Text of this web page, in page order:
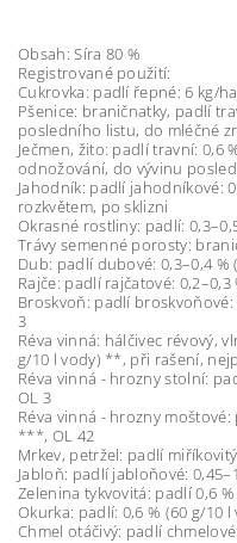
Obsah: Síra 80 %
Registrované použití:
Cukrovka: padlí řepné: 6 kg/
Pšenice: braničnatky, padlí
posledního listu, do mléčné
Ječmen, žito: padlí travní: 0,6
odnožování, do vývinu
Jahodník: padlí jahodníkové:
rozkvětem, po sklizni
Okrasné rostliny: padlí:
Trávy semenné porosty:
Dub: padlí dubové: 0,3–0,4
Rajče: padlí rajčatové:
Broskvoň: padlí
3
Réva vinná: hálčivec révový,
g/10 l vody) **, při rašení,
Réva vinná - hrozny stolní:
OL 3
Réva vinná - hrozny
***, OL 42
Mrkev, petržel: padlí
Jabloň: padlí jabloňové:
Zelenina tykvovitá: padlí 0,6
Okurka: padlí: 0,6 % (60 g/10
Chmel otáčivý: padlí